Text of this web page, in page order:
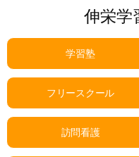
伸栄学
学習塾
フリースクール
訪問看護